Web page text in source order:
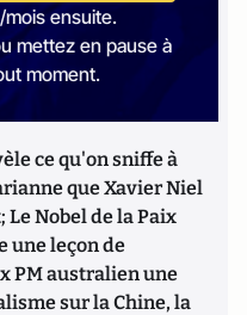
mois ensuite.
mettez en pause à
moment.
ce qu'on sniffe à
que Xavier Niel
Le Nobel de la Paix
une leçon de
PM australien une
sur la Chine, la